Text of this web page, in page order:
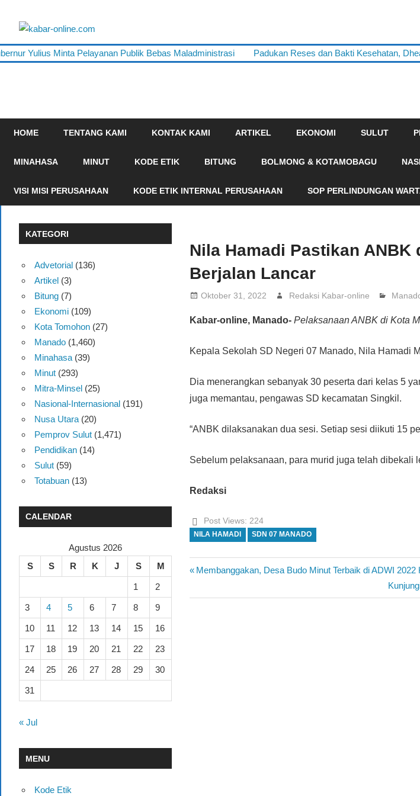
online.com
terpercaya
dalam
Yulius Minta Pelayanan Publik Bebas Maladministrasi Padukan Reses dan Bakti Kesehatan, Dhea
HOME TENTANG KAMI KONTAK KAMI ARTIKEL EKONOMI SULUT
MINAHASA MINUT KODE ETIK BITUNG BOLMONG & KOTAMOBAGU
VISI MISI PERUSAHAAN KODE ETIK INTERNAL PERUSAHAAN SOP PERLINDUNGAN
Nila Hamadi Pastikan ANBK
Berjalan Lancar
Oktober 31, 2022 Redaksi Kabar-online
Kabar-online, Manado- Pelaksanaan ANBK di Kota
Kepala Sekolah SD Negeri 07 Manado, Nila Hamadi
Dia menerangkan sebanyak 30 peserta dari kelas 5
juga memantau, pengawas SD kecamatan Singkil.
“ANBK dilaksanakan dua sesi. Setiap sesi diikuti 15
Sebelum pelaksanaan, para murid juga telah dibekali
Redaksi
Post Views: 224
NILA HAMADI SDN 07 MANADO
Navigasi
pos
Previous
Membanggakan, Desa Budo Minut Terbaik di ADWI 2022
Next
Post:
KATEGORI
Advetorial(136)
Artikel(3)
Bitung(7)
Ekonomi(109)
Kota Tomohon(27)
Manado(1,460)
Minahasa(39)
Minut(293)
Mitra-Minsel(25)
Nasional-Internasional(191)
Nusa Utara(20)
Pemprov Sulut(1,471)
Pendidikan(14)
Sulut(59)
Totabuan(13)
CALENDAR
Agustus 2026
S
S R K J S M
1 2
3 4 5 6 7 8 9
10 11 12 13 14 15 16
17 18 19 20 21 22 23
24 25 26 27 28 29 30
31
« Jul
MENU
Kode Etik